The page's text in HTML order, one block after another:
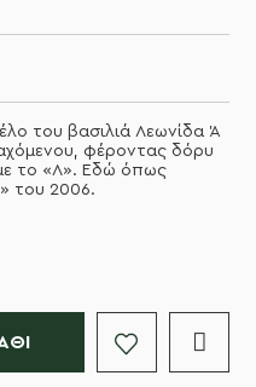
του βασιλιά Λεωνίδα Ά
φέροντας δόρυ
το «Λ». Εδώ όπως
του 2006.